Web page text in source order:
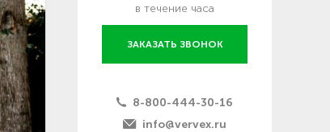
в течение часа
ЗАКАЗАТЬ ЗВОНОК
8-800-444-30-16
info@vervex.ru